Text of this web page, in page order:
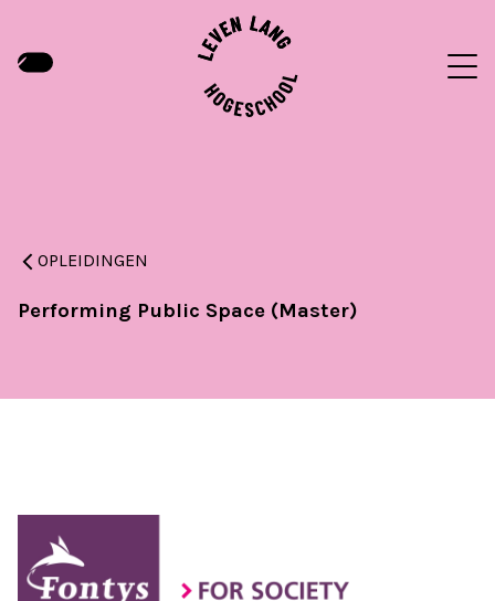
OPLEIDINGEN
Performing Public Space (Master)